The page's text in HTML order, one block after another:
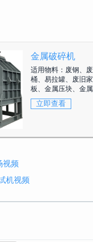
金属破碎机
适用物料： 废钢、
桶、易拉罐、废旧
板、金属压块、金
立即查看
视频
机视频